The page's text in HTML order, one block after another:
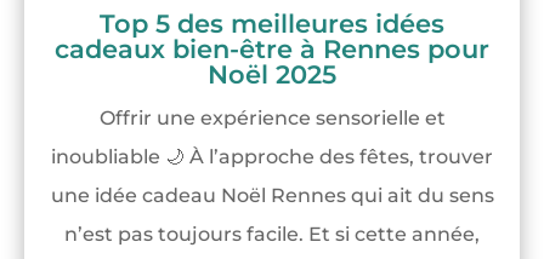
Top 5 des meilleures idées
cadeaux bien-être à Rennes pour
Noël 2025
Offrir une expérience sensorielle et
inoubliable 🌙 À l’approche des fêtes, trouver
une idée cadeau Noël Rennes qui ait du sens
n’est pas toujours facile. Et si cette année,